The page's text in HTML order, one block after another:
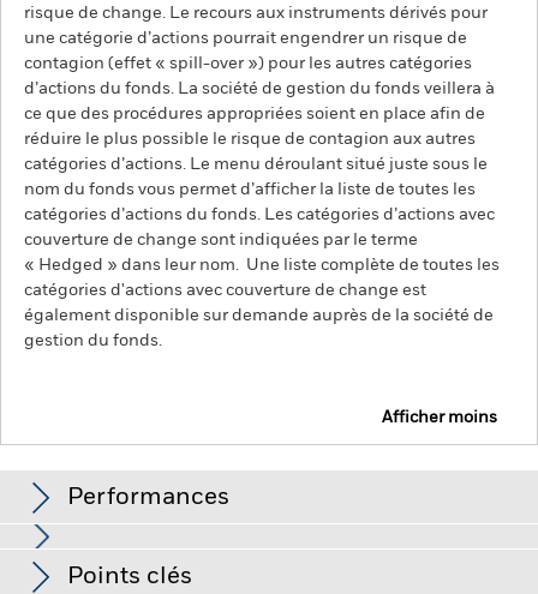
risque de change. Le recours aux instruments dérivés pour
une catégorie d’actions pourrait engendrer un risque de
contagion (effet « spill-over ») pour les autres catégories
d’actions du fonds. La société de gestion du fonds veillera à
ce que des procédures appropriées soient en place afin de
réduire le plus possible le risque de contagion aux autres
catégories d’actions. Le menu déroulant situé juste sous le
nom du fonds vous permet d’afficher la liste de toutes les
catégories d’actions du fonds. Les catégories d’actions avec
couverture de change sont indiquées par le terme
« Hedged » dans leur nom. Une liste complète de toutes les
catégories d'actions avec couverture de change est
également disponible sur demande auprès de la société de
gestion du fonds.
Afficher moins
Bond Fund 2026
Performances
Le risque de crédit, les fluctuations des taux d'intérêt et/ou
Points clés